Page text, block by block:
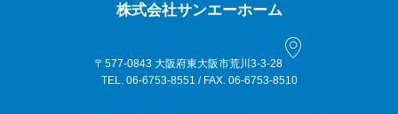
株式会社サンエーホーム
〒577-0843 大阪府東大阪市荒川3-3-28
TEL. 06-6753-8551 / FAX. 06-6753-8510